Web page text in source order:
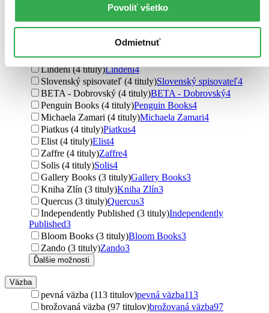
Povoliť všetko
Odmietnuť
Argo7
Marenčin PT (7 titulov)Marenčin PT7
YOLi5
Moba (4 tituly)Moba4
Lindeni (4 tituly)Lindeni4
Slovenský spisovateľ (4 tituly)Slovenský spisovateľ4
BETA - Dobrovský (4 tituly)BETA - Dobrovský4
Penguin Books (4 tituly)Penguin Books4
Michaela Zamari (4 tituly)Michaela Zamari4
Piatkus (4 tituly)Piatkus4
Elist (4 tituly)Elist4
Zaffre (4 tituly)Zaffre4
Solis (4 tituly)Solis4
Gallery Books (3 tituly)Gallery Books3
Kniha Zlín (3 tituly)Kniha Zlín3
Quercus (3 tituly)Quercus3
Independently Published (3 tituly)Independently
Published3
Bloom Books (3 tituly)Bloom Books3
Zando (3 tituly)Zando3
Ďalšie možnosti
Väzba
pevná väzba (113 titulov)pevná väzba113
brožovaná väzba (97 titulov)brožovaná väzba97